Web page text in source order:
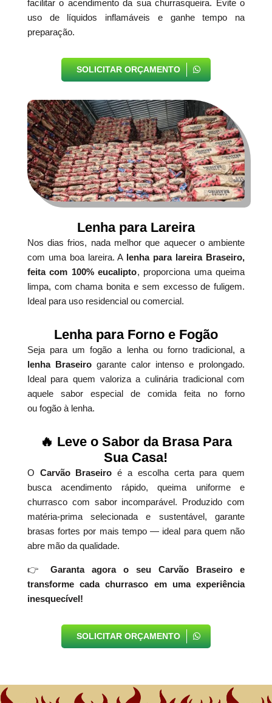
facilitar o acendimento da sua churrasqueira. Evite o
uso de líquidos inflamáveis e ganhe tempo na
preparação.
SOLICITAR ORÇAMENTO
Lenha para Lareira
Nos dias frios, nada melhor que aquecer o ambiente
com uma boa lareira. A lenha para lareira Braseiro,
feita com 100% eucalipto, proporciona uma queima
limpa, com chama bonita e sem excesso de fuligem.
Ideal para uso residencial ou comercial.
Lenha para Forno e Fogão
Seja para um fogão a lenha ou forno tradicional, a
lenha Braseirogarante calor intenso e prolongado.
Ideal para quem valoriza a culinária tradicional com
aquele sabor especial de comida feita no forno
ou fogão à lenha.
🔥 Leve o Sabor da Brasa Para
Sua Casa!
O Carvão Braseiro é a escolha certa para quem
busca acendimento rápido, queima uniforme e
churrasco com sabor incomparável. Produzido com
matéria-prima selecionada e sustentável, garante
brasas fortes por mais tempo — ideal para quem não
abre mão da qualidade.
👉
Garanta agora o seu Carvão Braseiro e
transforme cada churrasco em uma experiência
inesquecível!
SOLICITAR ORÇAMENTO